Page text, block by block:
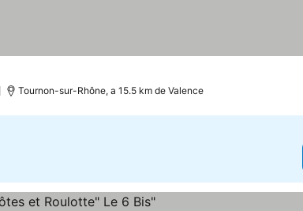
Tournon-sur-Rhône, a 15.5 km de Valence